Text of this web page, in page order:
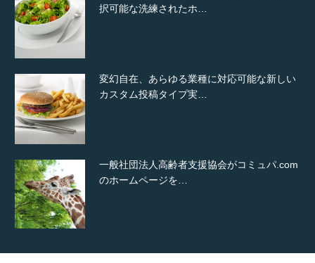
択可能な洗練されたホ…
変幻自在、あらゆる業種に対応可能な新しい
カスタム投稿タイプ実…
一般社団法人高齢者支援協会がコミュパ.com
のホームページを…
通常投稿